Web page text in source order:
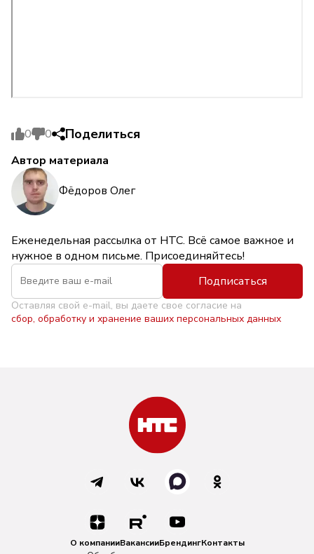
0 0 Поделиться
Автор материала
Фёдоров Олег
Еженедельная рассылка от НТС. Всё самое важное и
нужное в одном письме. Присоединяйтесь!
Подписаться
Оставляя свой e-mail, вы даете свое согласие на
сбор, обработку и хранение ваших персональных данных
О компанииВакансииБрендингКонтакты